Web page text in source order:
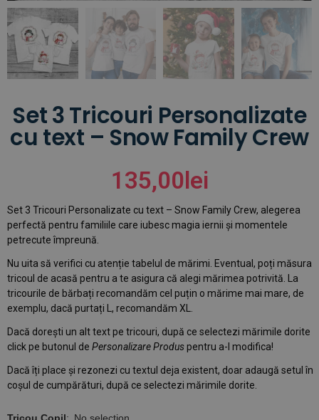
Set 3 Tricouri Personalizate
cu text – Snow Family Crew
135,00lei
Set 3 Tricouri Personalizate cu text – Snow Family Crew, alegerea
perfectă pentru familiile care iubesc magia iernii și momentele
petrecute împreună.
Nu uita să verifici cu atenție tabelul de mărimi. Eventual, poți măsura
tricoul de acasă pentru a te asigura că alegi mărimea potrivită. La
tricourile de bărbați recomandăm cel puțin o mărime mai mare, de
exemplu, dacă purtați L, recomandăm XL.
Dacă dorești un alt text pe tricouri, după ce selectezi mărimile dorite
click pe butonul de Personalizare Produspentru a-l modifica!
Dacă îți place și rezonezi cu textul deja existent, doar adaugă setul în
coșul de cumpărături, după ce selectezi mărimile dorite.
Tricou Copil: No selection